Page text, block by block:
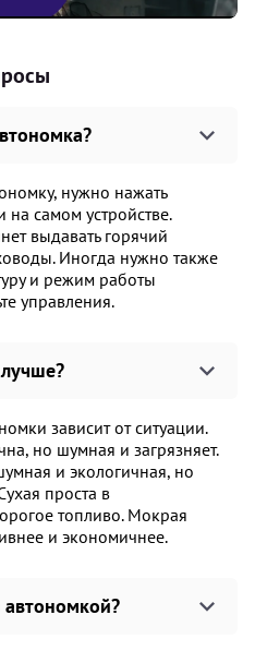
нужно нажать
на самом устройстве.
выдавать горячий
Иногда нужно также
и режим работы
управления.
зависит от ситуации.
но шумная и загрязняет.
и экологичная, но
проста в
топливо. Мокрая
и экономичнее.
автономкой?